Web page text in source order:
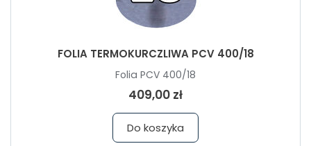
FOLIA TERMOKURCZLIWA PCV 400/18
Folia PCV 400/18
409,00 zł
Do koszyka